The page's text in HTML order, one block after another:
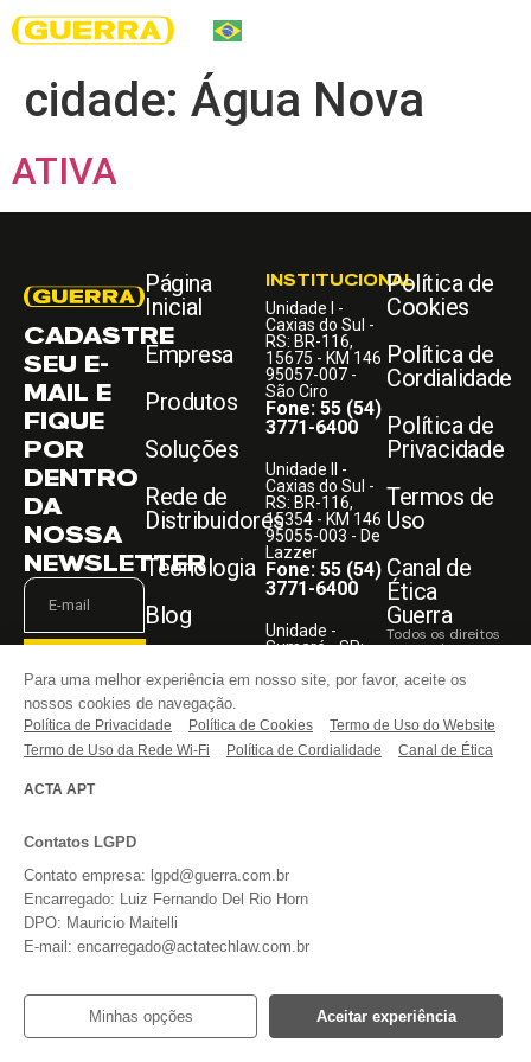
cidade: Água Nova
ATIVA
CADASTRE
SEU E-
MAIL E
FIQUE
POR
DENTRO
DA
NOSSA
NEWSLETTER
Li e aceito o
bem como os
websiteda
Guerra
Página
Inicial
Empresa
Produtos
Soluções
Rede de
Distribuidores
Tecnologia
Blog
Entre em
contato
INSTITUCIONAL
Unidade I -
Caxias do Sul -
RS: BR-116,
15675 - KM 146
95057-007 -
São Ciro
Fone: 55 (54)
3771-6400
Unidade II -
Caxias do Sul -
RS: BR-116,
15354 - KM 146
95055-003 - De
Lazzer
Fone: 55 (54)
3771-6400
Unidade -
Sumaré - SP:
Anhanguera,
Fone: 55 (54)
3771-6400
Política de
Cookies
Política de
Cordialidade
Política de
Privacidade
Termos de
Uso
Canal de
Ética
Guerra
Todos os direitos
reservados.
Para uma melhor experiência em nosso site, por favor, aceite os
nossos cookies de navegação.
Política de Privacidade Política de Cookies
Termo de Uso do Website
Termo de Uso da Rede Wi-Fi
Política de Cordialidade Canal de Ética
ACTA APT
Contatos LGPD
Contato empresa: lgpd@guerra.com.br
Encarregado: Luiz Fernando Del Rio Horn
DPO: Mauricio Maitelli
E-mail: encarregado@actatechlaw.com.br
Minhas opções Aceitar experiência